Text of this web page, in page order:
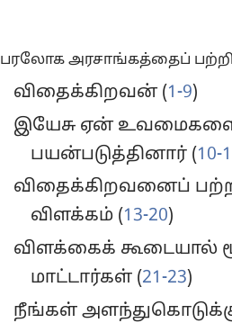
பரலோக அரசாங்கத்தைப்
விதைக்கிறவன் (1-9)
இயேசு ஏன்
பயன்படுத்தினார் (10-
விதைக்கிறவனைப்
விளக்கம் (13-20)
விளக்கைக் கூடையால்
மாட்டார்கள் (21-23)
நீங்கள்